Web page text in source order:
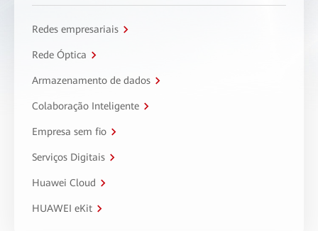
Redes empresariais
Rede Óptica
Armazenamento de dados
Colaboração Inteligente
Empresa sem fio
Serviços Digitais
Huawei Cloud
HUAWEI eKit